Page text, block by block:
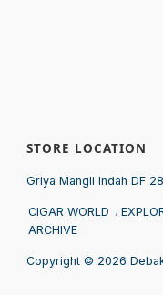
STORE LOCATION
Griya Mangli Indah DF
CIGAR WORLD
ARCHIVE
Copyright © 2026